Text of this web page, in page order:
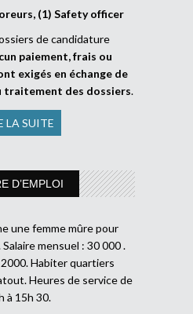
(1) Safety officer
de candidature
paiement, frais ou
exigés en échange de
traitement des dossiers.
LA SUITE
D’EMPLOI
une femme mûre pour
mensuel : 30 000 .
Habiter quartiers
Heures de service de
à 15h 30.